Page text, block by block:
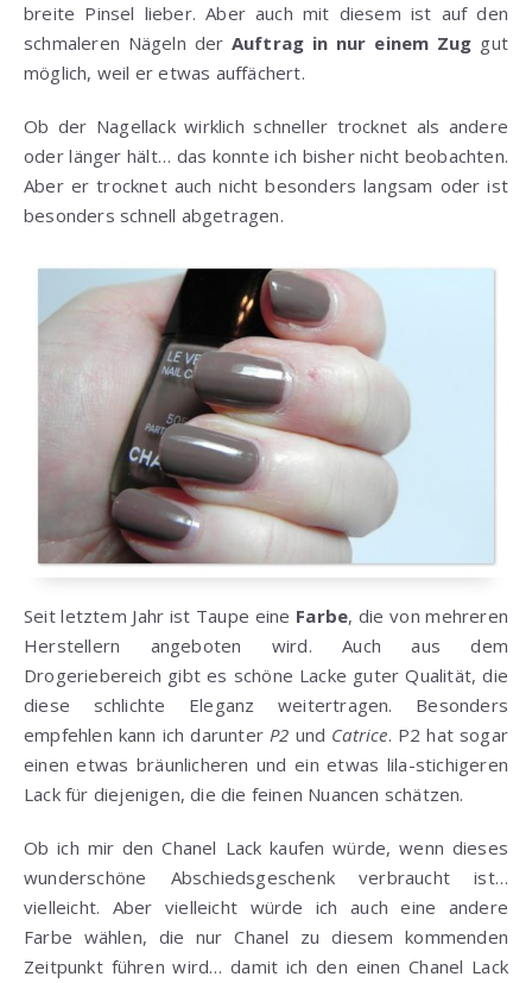
breite Pinsel lieber. Aber auch mit diesem ist auf den
schmaleren Nägeln der Auftrag in nur einem Zug gut
möglich, weil er etwas auffächert.
Ob der Nagellack wirklich schneller trocknet als andere
oder länger hält… das konnte ich bisher nicht beobachten.
Aber er trocknet auch nicht besonders langsam oder ist
besonders schnell abgetragen.
Seit letztem Jahr ist Taupe eine Farbe, die von mehreren
Herstellern angeboten wird. Auch aus dem
Drogeriebereich gibt es schöne Lacke guter Qualität, die
diese schlichte Eleganz weitertragen. Besonders
empfehlen kann ich darunterP2 und Catrice. P2 hat sogar
einen etwas bräunlicheren und ein etwas lila-stichigeren
Lack für diejenigen, die die feinen Nuancen schätzen.
Ob ich mir den Chanel Lack kaufen würde, wenn dieses
wunderschöne Abschiedsgeschenk verbraucht ist…
vielleicht. Aber vielleicht würde ich auch eine andere
Farbe wählen, die nur Chanel zu diesem kommenden
Zeitpunkt führen wird… damit ich den einen Chanel Lack